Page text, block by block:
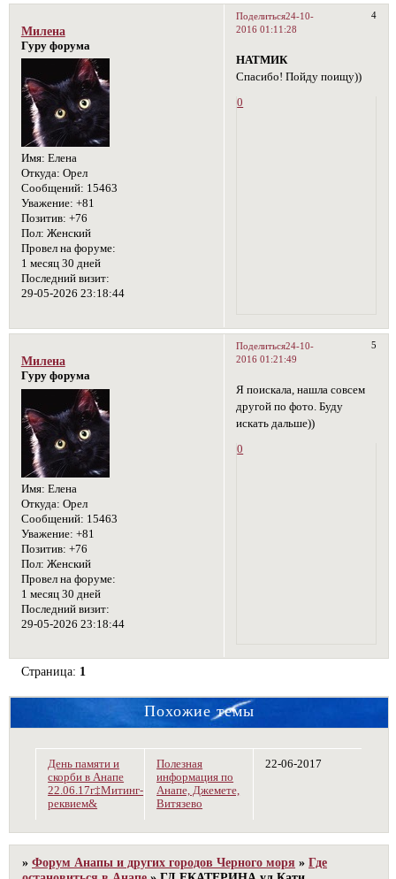
Поделиться 4
24-10-
2016 01:11:28
Милена
Гуру форума
Имя: Елена
Откуда: Орел
Сообщений: 15463
Уважение: +81
Позитив: +76
Пол: Женский
Провел на форуме:
1 месяц 30 дней
Последний визит:
29-05-2026 23:18:44
НАТМИК
Спасибо! Пойду поищу))
0
Поделиться 5
24-10-
2016 01:21:49
Милена
Гуру форума
Имя: Елена
Откуда: Орел
Сообщений: 15463
Уважение: +81
Позитив: +76
Пол: Женский
Провел на форуме:
1 месяц 30 дней
Последний визит:
29-05-2026 23:18:44
Я поискала, нашла совсем
другой по фото. Буду
искать дальше))
0
Страница: 1
Похожие темы
День памяти и
скорби в Анапе
22.06.17г‡Митинг-
реквием&
Полезная
информация по
Анапе, Джемете,
Витязево
22-06-2017
»Форум Анапы и других городов Черного моря »Где